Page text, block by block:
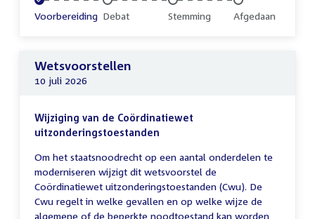
Voltooid:
Voorbereiding Onvoltooid:
Debat Onvoltooid:
Stemming Onvoltooid:
Afgedaan
Wetsvoorstellen
10 juli 2026
Wijziging van de Coördinatiewet
uitzonderingstoestanden
Om het staatsnoodrecht op een aantal onderdelen te
moderniseren wijzigt dit wetsvoorstel de
Coördinatiewet uitzonderingstoestanden (Cwu). De
Cwu regelt in welke gevallen en op welke wijze de
algemene of de beperkte noodtoestand kan worden